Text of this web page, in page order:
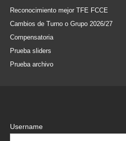
Reconocimiento mejor TFE FCCE
Cambios de Turno o Grupo 2026/27
Compensatoria
Prueba sliders
Prueba archivo
Username